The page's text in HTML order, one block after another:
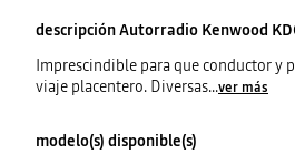
descripciónAutorradio Kenwood
Imprescindible para que conductor y
viaje placentero. Diversas...ver más
modelo(s) disponible(s)